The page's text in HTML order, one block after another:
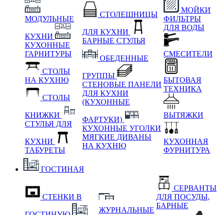
МОДУЛЬНЫЕ
КУХНИ
КУХОННЫЕ
ГАРНИТУРЫ
СТОЛЫ
НА КУХНЮ
СТОЛЫ
КНИЖКИ
СТУЛЬЯ ДЛЯ
КУХНИ
ТАБУРЕТЫ
СТОЛЕШНИЦЫ
ДЛЯ КУХНИ
БАРНЫЕ СТУЛЬЯ
ОБЕДЕННЫЕ
ГРУППЫ
СТЕНОВЫЕ ПАНЕЛИ
ДЛЯ КУХНИ
(КУХОННЫЕ
ФАРТУКИ)
КУХОННЫЕ УГОЛКИ
МЯГКИЕ ДИВАНЫ
НА КУХНЮ
МОЙКИ
ФИЛЬТРЫ
ДЛЯ ВОДЫ
СМЕСИТЕЛИ
БЫТОВАЯ
ТЕХНИКА
ВЫТЯЖКИ
КУХОННАЯ
ФУРНИТУРА
ГОСТИНАЯ
СТЕНКИ В
ЖУРНАЛЬНЫЕ
СЕРВАНТЫ
ДЛЯ ПОСУДЫ,
БАРНЫЕ